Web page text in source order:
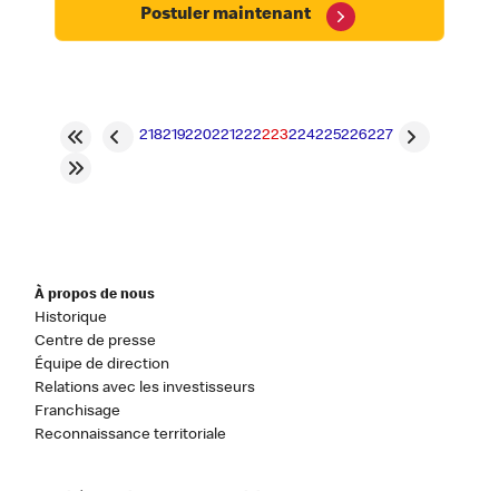
Postuler maintenant
218219220221222223224225226227
À propos de nous
Historique
Centre de presse
Équipe de direction
Relations avec les investisseurs
Franchisage
Reconnaissance territoriale